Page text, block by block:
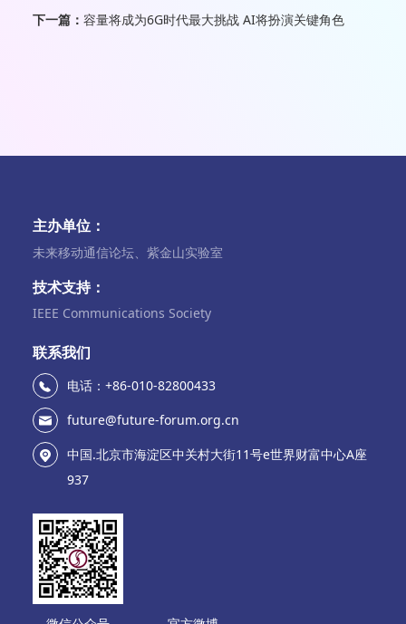
下一篇： 容量将成为6G时代最大挑战 AI将扮演关键角色
主办单位：
未来移动通信论坛、紫金山实验室
技术支持：
IEEE Communications Society
联系我们
电话：+86-010-82800433
future@future-forum.org.cn
中国.北京市海淀区中关村大街11号e世界财富中心A座
937